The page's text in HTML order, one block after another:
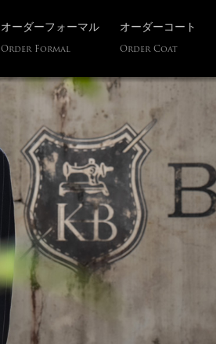
オーダーフォーマル
Order Formal
オーダーコート
Order Coat